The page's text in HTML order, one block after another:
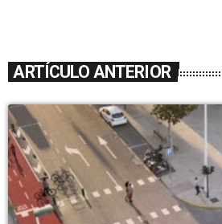
ARTÍCULO ANTERIOR